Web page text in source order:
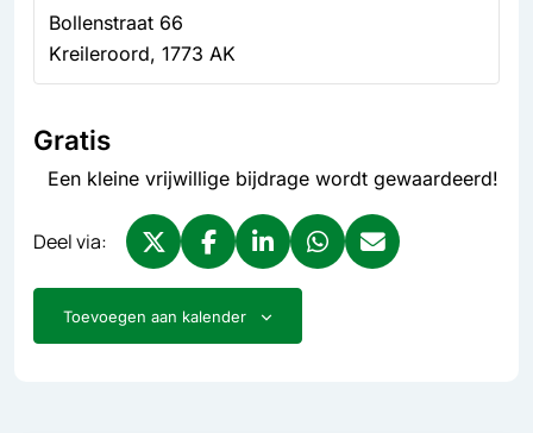
Bollenstraat 66
Kreileroord, 1773 AK
Gratis
Een kleine vrijwillige bijdrage wordt gewaardeerd!
Deel via:
Deel via X, opent in nieuw tabblad
Deel via Facebook, opent in nieuw
Deel via LinkedIn, opent in
Deel via WhatsApp, opent
Toevoegen aan kalender